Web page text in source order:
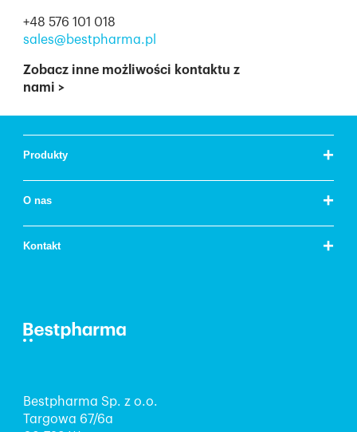
+48 576 101 018
sales@bestpharma.pl
Zobacz inne możliwości kontaktu z
nami >
Produkty +
O nas +
Kontakt +
Bestpharma Sp. z o.o.
Targowa 67/6a